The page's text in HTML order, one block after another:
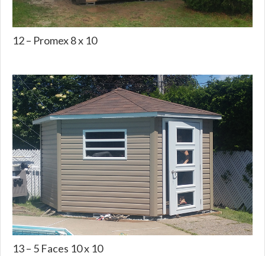
12 – Promex 8 x 10
13 – 5 Faces 10 x 10